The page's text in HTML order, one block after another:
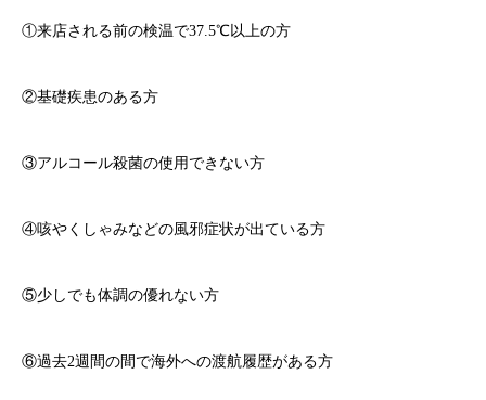
①来店される前の検温で37.5℃以上の方
②基礎疾患のある方
③アルコール殺菌の使用できない方
④咳やくしゃみなどの風邪症状が出ている方
⑤少しでも体調の優れない方
⑥過去2週間の間で海外への渡航履歴がある方